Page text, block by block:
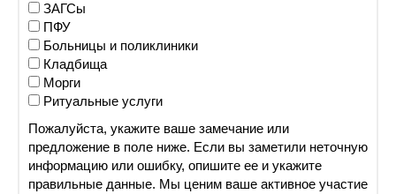
ЗАГСы
ПФУ
Больницы и поликлиники
Кладбища
Морги
Ритуальные услуги
Пожалуйста, укажите ваше замечание или
предложение в поле ниже. Если вы заметили неточную
информацию или ошибку, опишите ее и укажите
правильные данные. Мы ценим ваше активное участие